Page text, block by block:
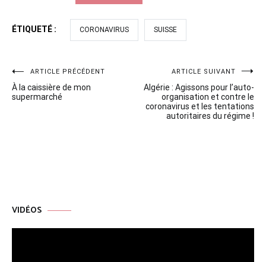
ÉTIQUETÉ : CORONAVIRUS SUISSE
Navigation
de
ARTICLE PRÉCÉDENT
À la caissière de mon
supermarché
ARTICLE SUIVANT
Algérie : Agissons pour l’auto-
organisation et contre le
coronavirus et les tentations
autoritaires du régime !
VIDÉOS